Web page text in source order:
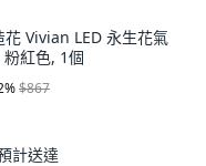
花 Vivian LED 永生花氣
紅色, 1個
%$867
計送達